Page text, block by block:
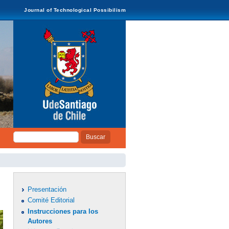
Journal of Technological Possibilism
Formulario de
Buscar
Presentación
Comité Editorial
Instrucciones para los
Autores